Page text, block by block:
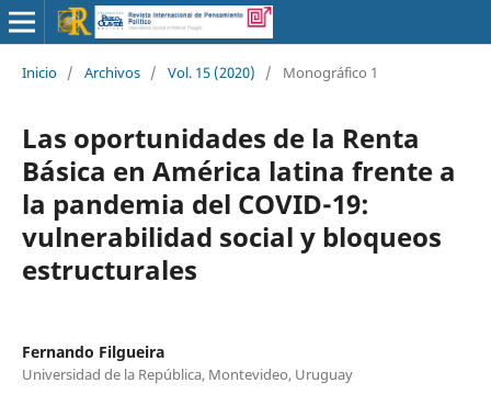
Inicio / Archivos / Vol. 15 (2020) / Monográfico 1
Las oportunidades de la Renta
Básica en América latina frente a
la pandemia del COVID-19:
vulnerabilidad social y bloqueos
estructurales
Fernando Filgueira
Universidad de la República, Montevideo, Uruguay